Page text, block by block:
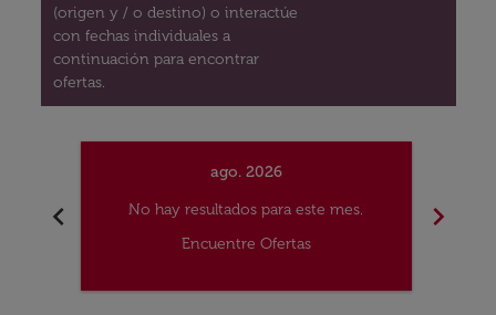
(origen y / o destino) o interactúe
con fechas individuales a
continuación para encontrar
ofertas.
chevron_left
ago. 2026
No hay resultados para este mes.
Encuentre Ofertas
chevron_right